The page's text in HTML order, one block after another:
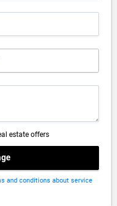
estate offers
and conditions about service